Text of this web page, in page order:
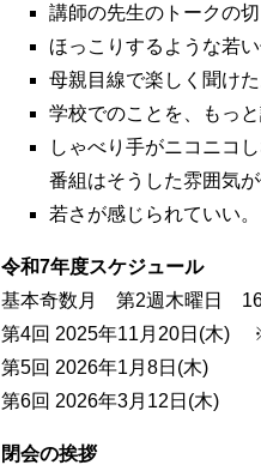
講師の先生のトークの
ほっこりするような若
母親目線で楽しく聞け
学校でのことを、もっ
しゃべり手がニコニコ
番組はそうした雰囲気
若さが感じられていい
令和7年度スケジュール
基本奇数月 第2週木曜日
第4回 2025年11月20日(木)
第5回 2026年1月8日(木)
第6回 2026年3月12日(木)
閉会の挨拶